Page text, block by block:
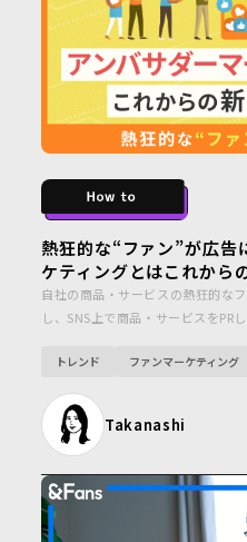
熱狂的な“ファン”が広告
ケティングとはこれから
自社の商品・サービスの熱狂的な
し、SNS上で商品・サービスをPR
ついて解説するとともに、企業の
トレンド ファンマーケティング
Takanashi